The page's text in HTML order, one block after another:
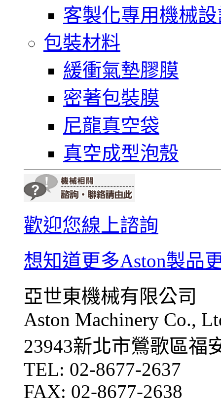
客製化專用機械
包裝材料
緩衝氣墊膠膜
密著包裝膜
尼龍真空袋
真空成型泡殼
歡迎您線上諮詢
想知道更多Aston製品
亞世東機械有限公司
Aston Machinery Co.,
23943新北市鶯歌區福
TEL: 02-8677-2637
FAX: 02-8677-2638